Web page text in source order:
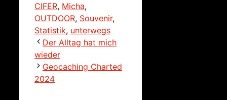
CIFER, Micha,
OUTDOOR, Souvenir,
Statistik, unterwegs
Der Alltag hat mich
wieder
Geocaching Charted
2024